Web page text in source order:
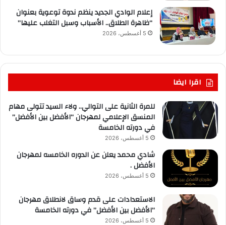
إعلام الوادي الجديد ينظم ندوة توعوية بعنوان
“ظاهرة الطلاق.. الأسباب وسبل التغلب عليها”
5 أغسطس، 2026
اقرا ايضا
للمرة الثانية على التوالي.. ولاء السيد تتولى مهام
المنسق الإعلامي لمهرجان “الأفضل بين الأفضل”
في دورته الخامسة
5 أغسطس، 2026
شادي محمد يعلن عن الدوره الخامسه لمهرجان
الأفضل .
5 أغسطس، 2026
الاستعدادات على قدم وساق لانطلاق مهرجان
“الأفضل بين الأفضل” في دورته الخامسة
5 أغسطس، 2026